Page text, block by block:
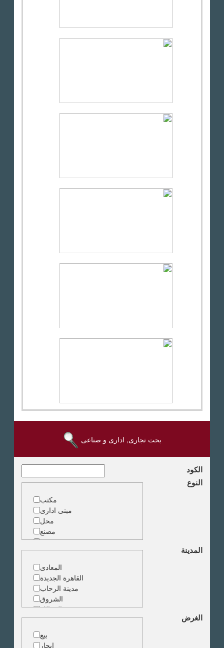
بحث تجارى, ادارى و صناعى
الكود
النوع
مكتب
مبنى ادارى
محل
مصنع
مخزن
ارض خدمات
المدينة
المعادى
القاهرة الجديدة
مدينة الرحاب
الشروق
الزمالك
جاردن سيتى
دقى
المهندسين
الغرض
بيع
إيجار